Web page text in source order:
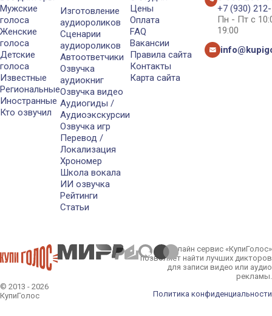
Мужские
голоса
Женские
голоса
Детские
голоса
Известные
Региональные
Иностранные
Кто озвучил
Изготовление
аудиороликов
Сценарии
аудиороликов
Автоответчики
Озвучка
аудиокниг
Озвучка видео
Аудиогиды /
Аудиоэкскурсии
Озвучка игр
Перевод /
Локализация
Хрономер
Школа вокала
ИИ озвучка
Рейтинги
Статьи
Цены
Оплата
FAQ
Вакансии
Правила сайта
Контакты
Карта сайта
+7 (930)
Пн - Пт с
19:00
© 2013 - 2026
КупиГолос
Онлайн сервис «КупиГолос»
позволяет найти лучших дикторов
для записи видео или аудио
рекламы.
Политика конфиденциальности